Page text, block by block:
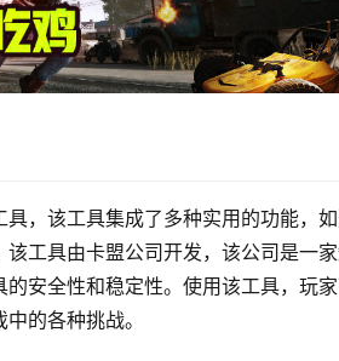
，该工具集成了多种实用的功能，
工具由卡盟公司开发，该公司是一
安全性和稳定性。使用该工具，玩
的各种挑战。